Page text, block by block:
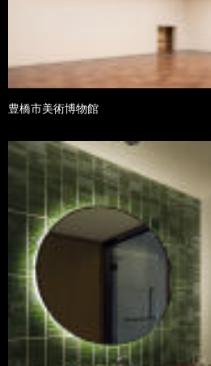
豊橋市美術博物館